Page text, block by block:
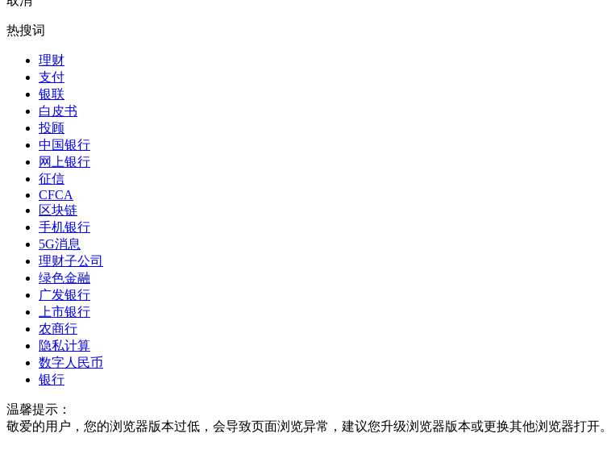
热搜词
理财
支付
银联
白皮书
投顾
中国银行
网上银行
征信
CFCA
区块链
手机银行
5G消息
理财子公司
绿色金融
广发银行
上市银行
农商行
隐私计算
数字人民币
银行
温馨提示：
敬爱的用户，您的浏览器版本过低，会导致页面浏览异常，建议您升级浏览器版本或更换其他浏览器打开。